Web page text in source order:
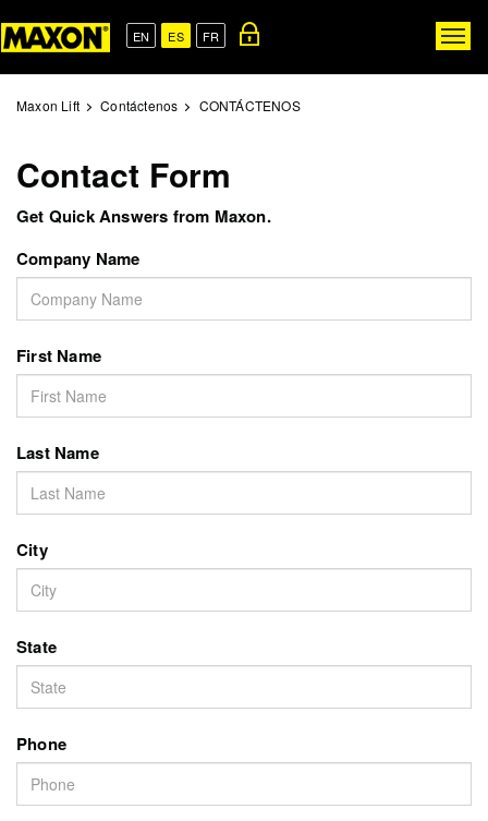
to
EN ES FR
Maxon Lift Contáctenos CONTÁCTENOS
Contact Form
Get Quick Answers from Maxon.
Company Name
First Name
Last Name
City
State
Phone